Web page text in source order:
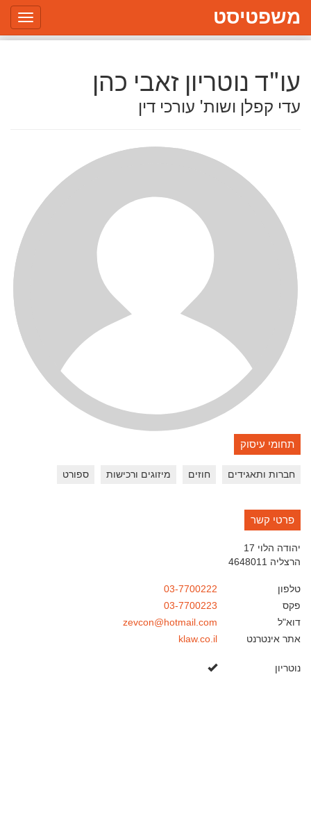
משפטיסט
עו"ד נוטריון זאבי כהן
עדי קפלן ושות' עורכי דין
תחומי עיסוק
חברות ותאגידים חוזים מיזוגים ורכישות ספורט
פרטי קשר
יהודה הלוי 17
הרצליה 4648011
טלפון
03-7700222
פקס
03-7700223
דוא"ל
zevcon@hotmail.com
אתר אינטרנט
klaw.co.il
נוטריון כן